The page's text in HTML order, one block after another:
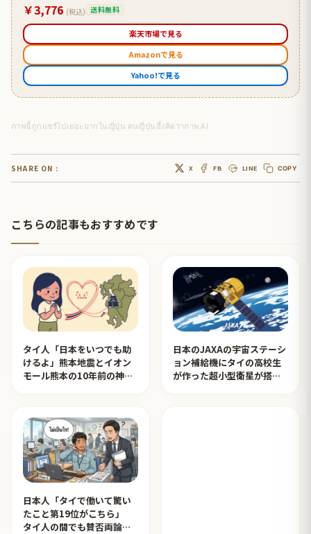
￥3,776 (税込) 送料無料
楽天市場で見る
Amazonで見る
Yahoo!で見る
ภาพนี้ถูกแชร์ไปเยอะมากในญี่ปุ่น คนญี่ปุ่นอึ้งคิดว่าภาพ AI
SHARE ON : X FB LINE COPY
こちらの記事もおすすめです
タイ人「日本をいつでも助
けるよ」熊本地震とイオン
モール熊本の10年前の神対
日本のJAXAの宇宙ステーシ
ョン補給機にタイの高校生
が作った超小型衛星が搭載
日本人「タイで働いて驚い
たこと第19位がこちら」
タイ人の間でも賛否両論